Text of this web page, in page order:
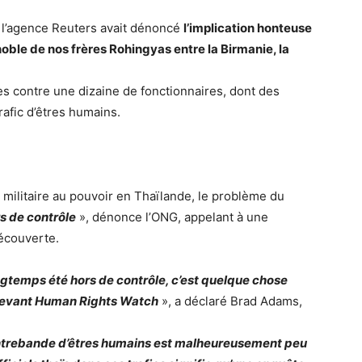
Reuters avait dénoncé l’implication honteuse
de nos frères Rohingyas entre la Birmanie, la
contre une dizaine de fonctionnaires, dont des
d’êtres humains.
au pouvoir en Thaïlande, le problème du
de contrôle », dénonce l’ONG, appelant à une
été hors de contrôle, c’est quelque chose
Human Rights Watch », a déclaré Brad Adams,
d’êtres humains est malheureusement peu